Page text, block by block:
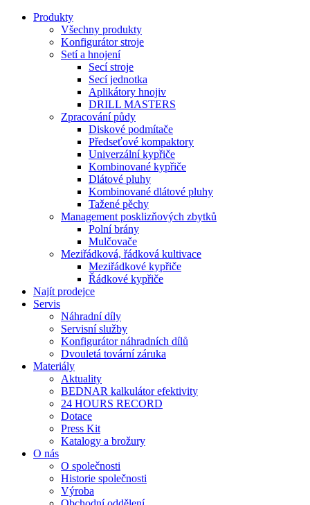
Produkty
Všechny produkty
Konfigurátor stroje
Setí a hnojení
Secí stroje
Secí jednotka
Aplikátory hnojiv
DRILL MASTERS
Zpracování půdy
Diskové podmítače
Předseťové kompaktory
Univerzální kypřiče
Kombinované kypřiče
Dlátové pluhy
Kombinované dlátové pluhy
Tažené pěchy
Management posklizňových zbytků
Polní brány
Mulčovače
Meziřádková, řádková kultivace
Meziřádkové kypřiče
Řádkové kypřiče
Najít prodejce
Servis
Náhradní díly
Servisní služby
Konfigurátor náhradních dílů
Dvouletá tovární záruka
Materiály
Aktuality
BEDNAR kalkulátor efektivity
24 HOURS RECORD
Dotace
Press Kit
Katalogy a brožury
O nás
O společnosti
Historie společnosti
Výroba